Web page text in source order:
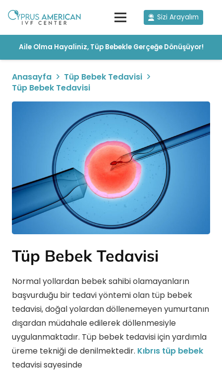
Sizi Arayalım
Aile Olma Hayaliniz, Tüp Bebekle Gerçeğe Dönüşüyor!
Anasayfa
Tüp Bebek Tedavisi
Tüp Bebek Tedavisi
Tüp Bebek Tedavisi
Normal yollardan bebek sahibi olamayanların
başvurduğu bir tedavi yöntemi olan tüp bebek
tedavisi, doğal yolardan döllenemeyen yumurtanın
dışardan müdahale edilerek döllenmesiyle
uygulanmaktadır. Tüp bebek tedavisi için yardımla
üreme tekniği de denilmektedir. Kıbrıs tüp bebek
tedavisi sayesinde